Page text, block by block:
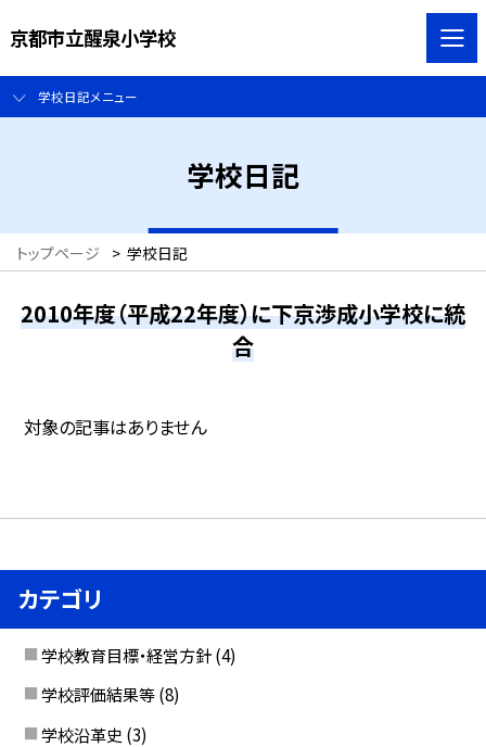
京都市立醒泉小学校
学校日記メニュー
学校日記
トップページ > 学校日記
2010年度（平成22年度）に下京渉成小学校に統
合
対象の記事はありません
カテゴリ
学校教育目標・経営方針 (4)
学校評価結果等 (8)
学校沿革史 (3)